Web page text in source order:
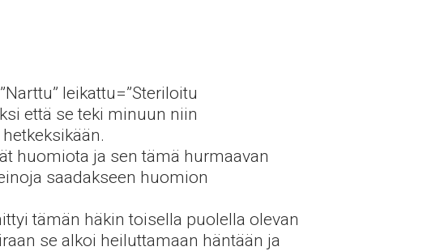
leikattu=”Steriloitu
että se teki minuun niin
huomiota ja sen tämä hurmaavan
saadakseen huomion
tämän häkin toisella puolella olevan
se alkoi heiluttamaan häntään ja